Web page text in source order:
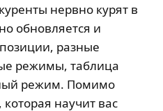
нервно курят в
обновляется и
разные
режимы, таблица
режим. Помимо
научит вас